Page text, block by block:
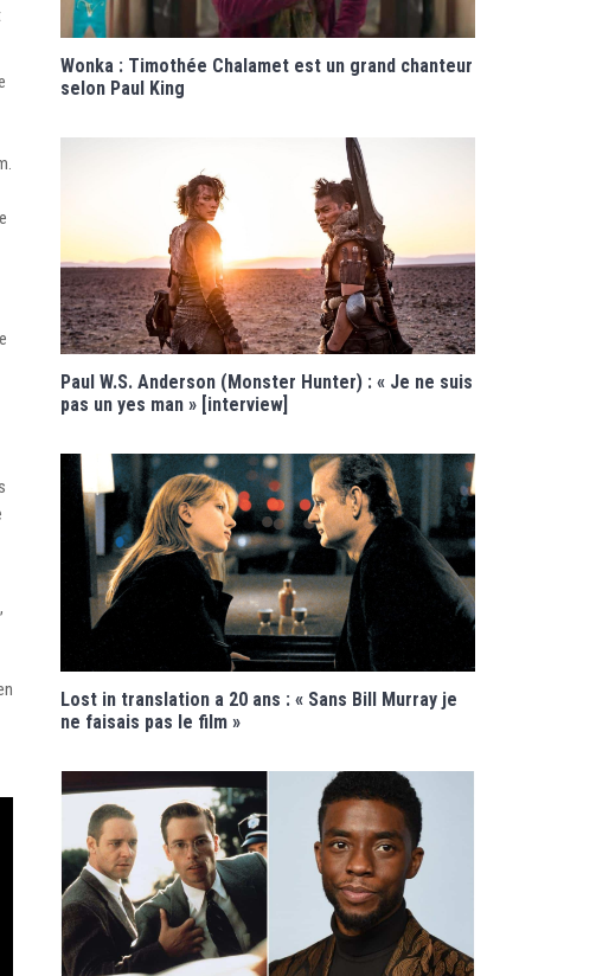
Wonka : Timothée Chalamet est un grand chanteur
selon Paul King
Paul W.S. Anderson (Monster Hunter) : « Je ne suis
pas un yes man » [interview]
Lost in translation a 20 ans : « Sans Bill Murray je
ne faisais pas le film »